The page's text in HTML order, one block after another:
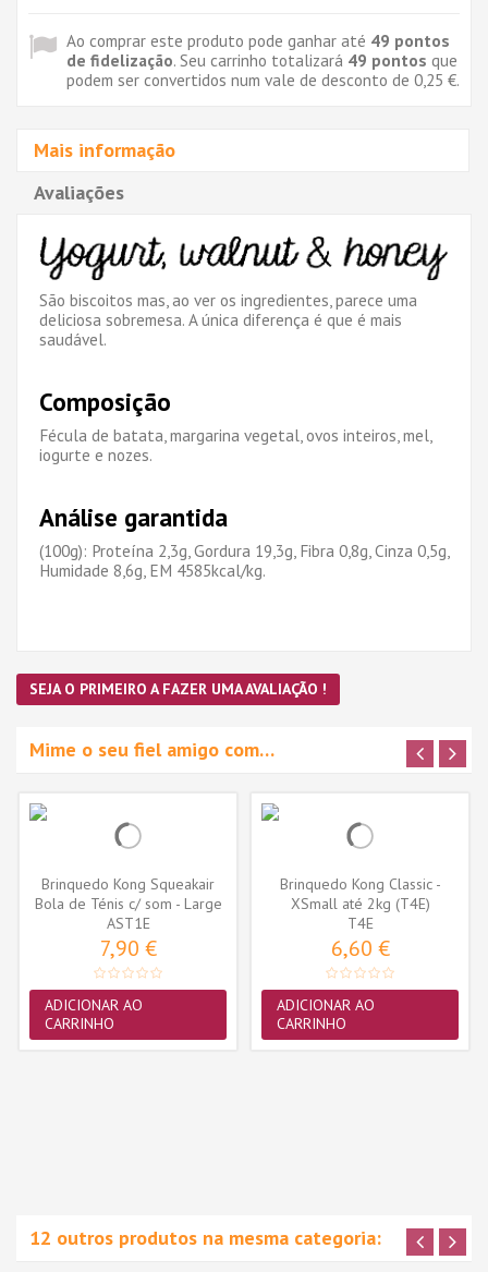
Ao comprar este produto pode ganhar até 49 pontos
de fidelização. Seu carrinho totalizará 49 pontos que
podem ser convertidos num vale de desconto de 0,25 €.
Mais informação
Avaliações
São biscoitos mas, ao ver os ingredientes, parece uma
deliciosa sobremesa. A única diferença é que é mais
saudável.
Composição
Fécula de batata, margarina vegetal, ovos inteiros, mel,
iogurte e nozes.
Análise garantida
(100g): Proteína 2,3g, Gordura 19,3g, Fibra 0,8g, Cinza 0,5g,
Humidade 8,6g, EM 4585kcal/kg.
SEJA O PRIMEIRO A FAZER UMA AVALIAÇÃO !
Mime o seu fiel amigo com…
Brinquedo Kong Squeakair
Bola de Ténis c/ som - Large
-...
AST1E
7,90 €
ADICIONAR AO
CARRINHO
Brinquedo Kong Classic -
XSmall até 2kg (T4E)
T4E
6,60 €
ADICIONAR AO
CARRINHO
12 outros produtos na mesma categoria: